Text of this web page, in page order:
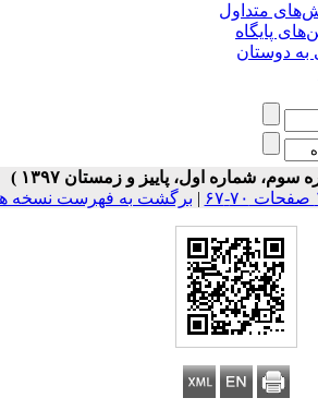
|برگشت به فهرست نسخه ها